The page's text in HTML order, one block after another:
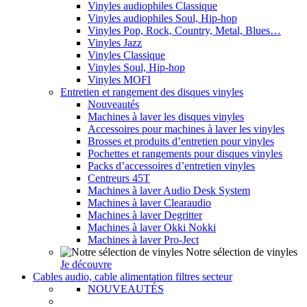
Vinyles audiophiles Classique
Vinyles audiophiles Soul, Hip-hop
Vinyles Pop, Rock, Country, Metal, Blues…
Vinyles Jazz
Vinyles Classique
Vinyles Soul, Hip-hop
Vinyles MOFI
Entretien et rangement des disques vinyles
Nouveautés
Machines à laver les disques vinyles
Accessoires pour machines à laver les vinyles
Brosses et produits d’entretien pour vinyles
Pochettes et rangements pour disques vinyles
Packs d’accessoires d’entretien vinyles
Centreurs 45T
Machines à laver Audio Desk System
Machines à laver Clearaudio
Machines à laver Degritter
Machines à laver Okki Nokki
Machines à laver Pro-Ject
Notre sélection de vinyles
Je découvre
Cables audio, cable alimentation filtres secteur
NOUVEAUTÉS